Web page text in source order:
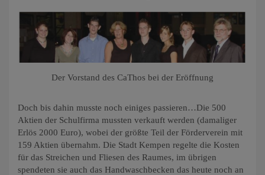
Der Vorstand des CaThos bei der Eröffnung
Doch bis dahin musste noch einiges passieren…Die 500
Aktien der Schulfirma mussten verkauft werden (damaliger
Erlös 2000 Euro), wobei der größte Teil der Förderverein mit
159 Aktien übernahm. Die Stadt Kempen regelte die Kosten
für das Streichen und Fliesen des Raumes, im übrigen
spendeten sie auch das Handwaschbecken das heute noch an